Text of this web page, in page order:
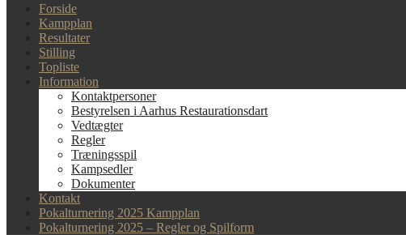
Forside
Kampplan
Resultater
Stilling
Topliste
Information
Kontaktpersoner
Bestyrelsen i Aarhus Restaurationsdart
Vedtægter
Regler
Træningsspil
Kampsedler
Dokumenter
Kontakt
Pokalturnering 2025 Kampplan
Pokalturnering 2025 – Regler og Spilform